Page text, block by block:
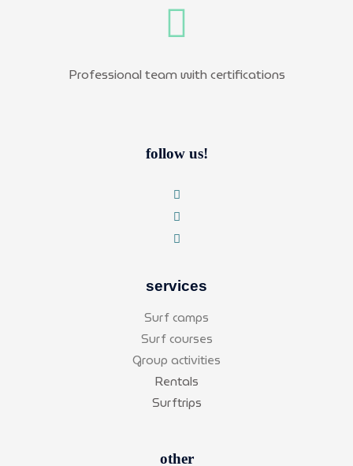
Professional team with certifications
follow us!
services
Surf camps
Surf courses
Group activities
Rentals
Surftrips
other